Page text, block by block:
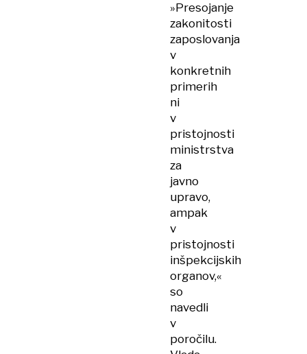
»Presojanje
zakonitosti
zaposlovanja
v
konkretnih
primerih
ni
v
pristojnosti
ministrstva
za
javno
upravo,
ampak
v
pristojnosti
inšpekcijskih
organov,«
so
navedli
v
poročilu.